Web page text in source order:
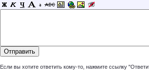
Если вы хотите ответить кому-то, нажмите ссылку